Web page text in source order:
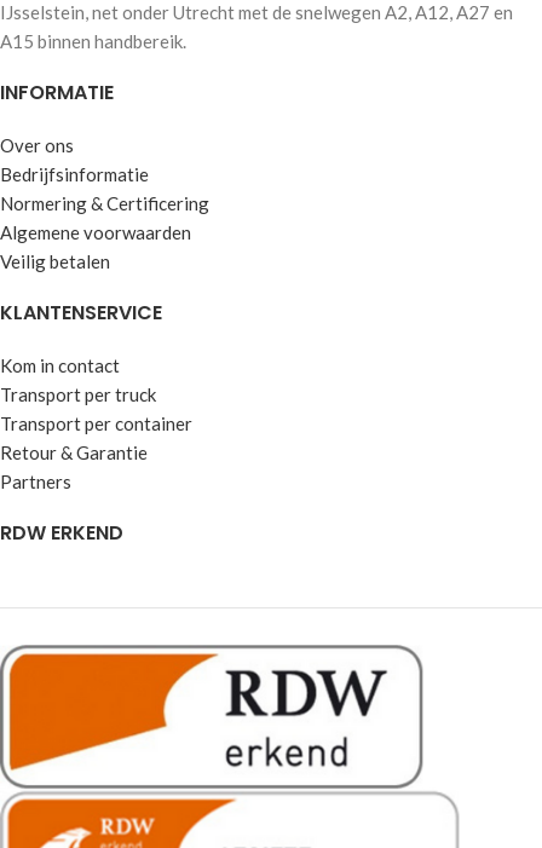
IJsselstein, net onder Utrecht met de snelwegen A2, A12, A27 en
A15 binnen handbereik.
INFORMATIE
Over ons
Bedrijfsinformatie
Normering & Certificering
Algemene voorwaarden
Veilig betalen
KLANTENSERVICE
Kom in contact
Transport per truck
Transport per container
Retour & Garantie
Partners
RDW ERKEND